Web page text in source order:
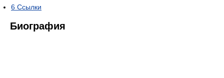
6 Ссылки
Биография